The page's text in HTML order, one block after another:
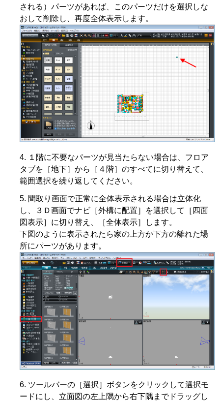
される）パーツがあれば、このパーツだけを選択しな
おして削除し、再度全体表示します。
１階に不要なパーツが見当たらない場合は、フロア
タブを［地下］から［４階］のすべてに切り替えて、
範囲選択を繰り返してください。
間取り画面で正常に全体表示される場合は立体化
し、３Ｄ画面でナビ［外構に配置］を選択して［四面
図表示］に切り替え、［全体表示］します。
下図のように表示されたら家の上方か下方の離れた場
所にパーツがあります。
ツールバーの［選択］ボタンをクリックして選択モ
ードにし、立面図の左上隅から右下隅までドラッグし